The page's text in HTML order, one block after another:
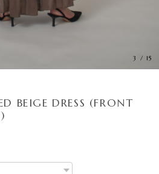
3 / 15
BEIGE DRESS (FRONT